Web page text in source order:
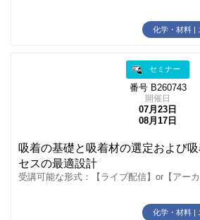
化学・材料 |
セミナー
番号 B260743
開催日
07月23日
08月17日
吸着の基礎と吸着材の選定および
セスの最適設計
受講可能な形式：【ライブ配信】or【アー
化学・材料 |